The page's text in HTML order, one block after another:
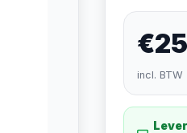
incl.